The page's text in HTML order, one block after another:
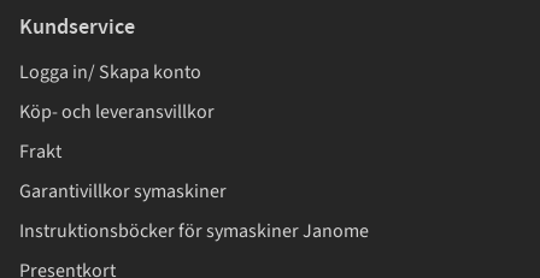
Kundservice
Logga in/ Skapa konto
Köp- och leveransvillkor
Frakt
Garantivillkor symaskiner
Instruktionsböcker för symaskiner Janome
Presentkort